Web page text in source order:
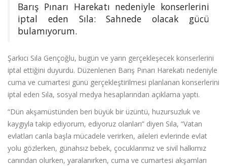
Barış Pınarı Harekatı nedeniyle konserlerini
iptal eden Sıla: Sahnede olacak gücü
bulamıyorum.
Şarkıcı Sıla Gençoğlu, bugün ve yarın gerçekleşecek konserlerini
iptal ettiğini duyurdu. Düzenlenen Barış Pınarı Harekatı nedeniyle
cuma ve cumartesi günü gerçekleştirilmesi planlanan konserlerini
iptal eden Sıla, sosyal medya hesaplarından açıklama yaptı.
“Dün akşamüstünden beri büyük bir üzüntü, huzursuzluk ve
kaygıyla takip ediyorum, ediyoruz olanları” diyen Sıla, “Vatan
evlatları canla başla mücadele verirken, aileleri evlerinde evlat
yolu gözlerken, günahsız bebek, çocuklarımız ve sivil halkımız
canından olurken, yaralanırken, cuma ve cumartesi akşamları